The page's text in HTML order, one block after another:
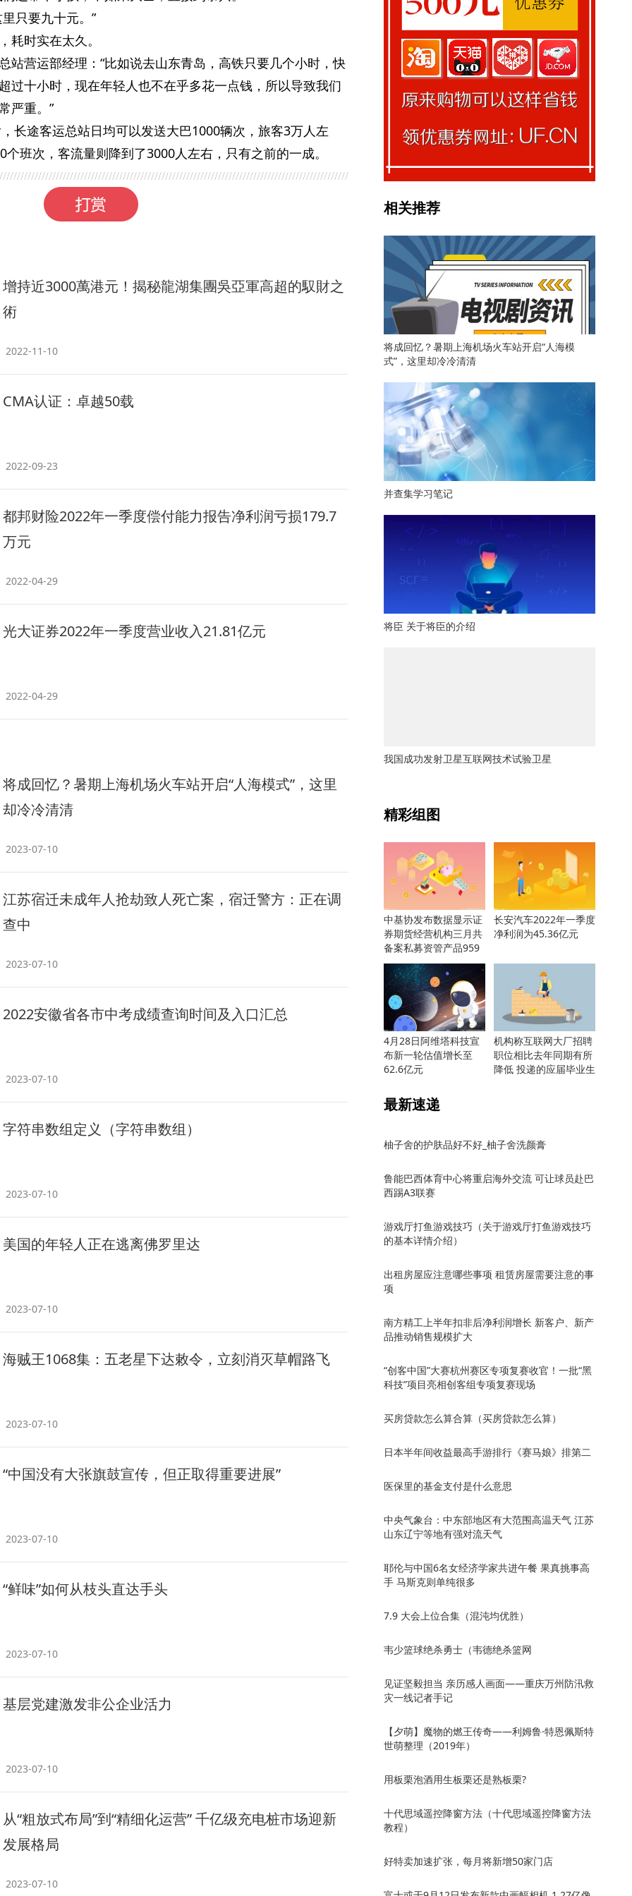
只要九十元。”
耗时实在太久。
站营运部经理：“比如说去山东青岛，高铁只要几个小时，快
过十小时，现在年轻人也不在乎多花一点钱，所以导致我们
严重。”
长途客运总站日均可以发送大巴1000辆次，旅客3万人左
班次，客流量则降到了3000人左右，只有之前的一成。
增持近3000萬港元！揭秘龍湖集團吳亞軍高超的馭財之
術
2022-11-10
CMA认证：卓越50载
2022-09-23
都邦财险2022年一季度偿付能力报告净利润亏损179.7
万元
2022-04-29
光大证券2022年一季度营业收入21.81亿元
2022-04-29
将成回忆？暑期上海机场火车站开启“人海模式”，这里
却冷冷清清
2023-07-10
江苏宿迁未成年人抢劫致人死亡案，宿迁警方：正在调
查中
2023-07-10
2022安徽省各市中考成绩查询时间及入口汇总
2023-07-10
字符串数组定义（字符串数组）
2023-07-10
美国的年轻人正在逃离佛罗里达
2023-07-10
海贼王1068集：五老星下达敕令，立刻消灭草帽路飞
2023-07-10
“中国没有大张旗鼓宣传，但正取得重要进展”
2023-07-10
“鲜味”如何从枝头直达手头
2023-07-10
基层党建激发非公企业活力
2023-07-10
从“粗放式布局”到“精细化运营” 千亿级充电桩市场迎新
发展格局
2023-07-10
相关推荐
将成回忆？暑期上海机场火车站开启“人海模
式”，这里却冷冷清清
并查集学习笔记
将臣 关于将臣的介绍
我国成功发射卫星互联网技术试验卫星
精彩组图
中基协发布数据显示证
券期货经营机构三月共
备案私募资管产品959
只
长安汽车2022年一季度
净利润为45.36亿元
4月28日阿维塔科技宣
布新一轮估值增长至
62.6亿元
机构称互联网大厂招聘
职位相比去年同期有所
降低 投递的应届毕业生
最新速递
柚子舍的护肤品好不好_柚子舍洗颜膏
鲁能巴西体育中心将重启海外交流 可让球员赴巴
西踢A3联赛
游戏厅打鱼游戏技巧（关于游戏厅打鱼游戏技巧
的基本详情介绍）
出租房屋应注意哪些事项 租赁房屋需要注意的事
项
南方精工上半年扣非后净利润增长 新客户、新产
品推动销售规模扩大
“创客中国”大赛杭州赛区专项复赛收官！一批“黑
科技”项目亮相创客组专项复赛现场
买房贷款怎么算合算（买房贷款怎么算）
日本半年间收益最高手游排行《赛马娘》排第二
医保里的基金支付是什么意思
中央气象台：中东部地区有大范围高温天气 江苏
山东辽宁等地有强对流天气
耶伦与中国6名女经济学家共进午餐 果真挑事高
手 马斯克则单纯很多
7.9 大会上位合集（混沌均优胜）
韦少篮球绝杀勇士（韦德绝杀篮网
见证坚毅担当 亲历感人画面——重庆万州防汛救
灾一线记者手记
【夕萌】魔物的燃王传奇——利姆鲁·特恩佩斯特
世萌整理（2019年）
用板栗泡酒用生板栗还是熟板栗?
十代思域遥控降窗方法（十代思域遥控降窗方法
教程）
好特卖加速扩张，每月将新增50家门店